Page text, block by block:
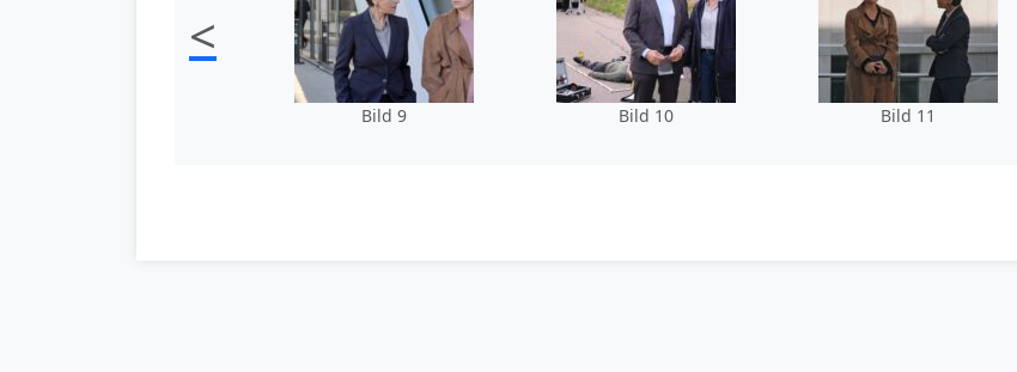
<
Bild 9 Bild 10 Bild 11